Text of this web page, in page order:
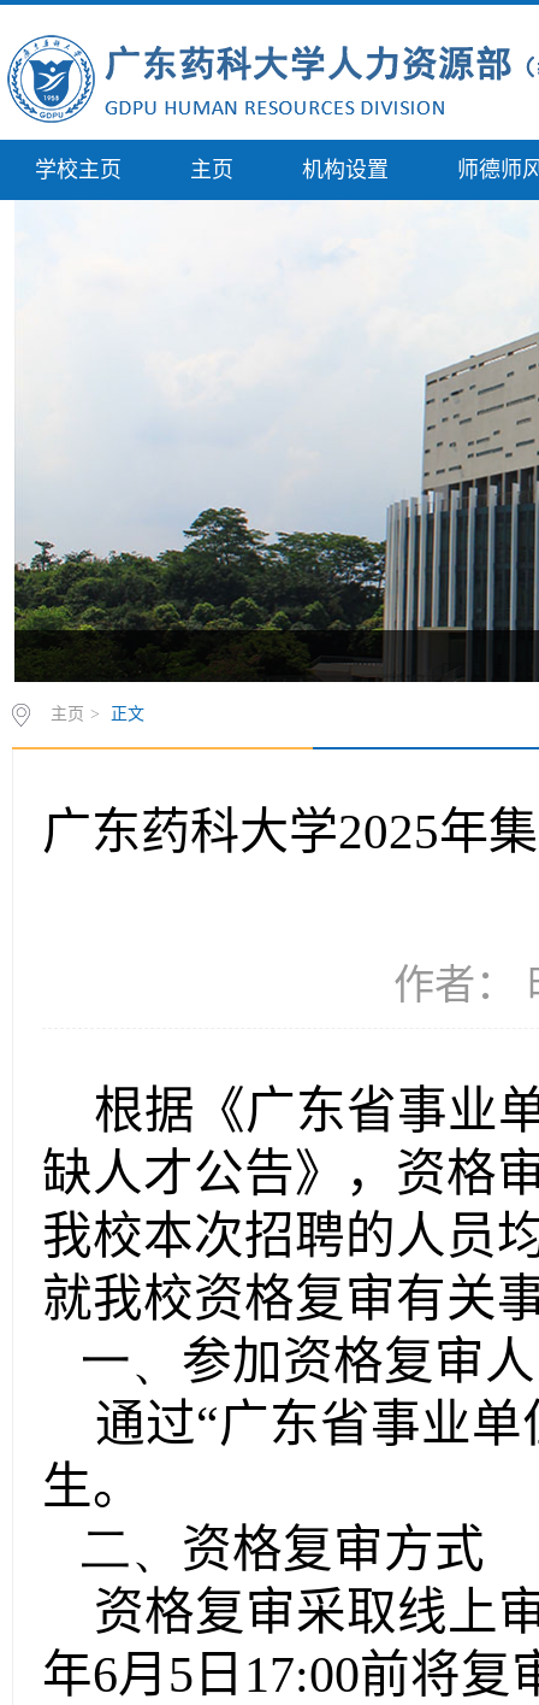
学校主页 主页 机构设置 师德师
主页 > 正文
广东药科大学2025年
作者：
根据《广东省事业
缺人才公告》，资格
我校本次招聘的人员
就我校资格复审有关
一、 参加资格复审
通过“广东省事业
生。
二、 资格复审方式
资格复审采取线上
年6月 5 日 17:00前将复